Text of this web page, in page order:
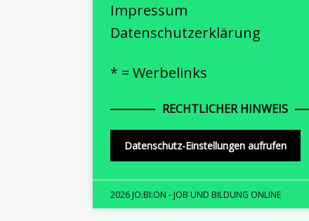
Impressum
Datenschutzerklärung
* = Werbelinks
RECHTLICHER HINWEIS
Datenschutz-Einstellungen aufrufen
2026 JO:BI:ON - JOB UND BILDUNG ONLINE